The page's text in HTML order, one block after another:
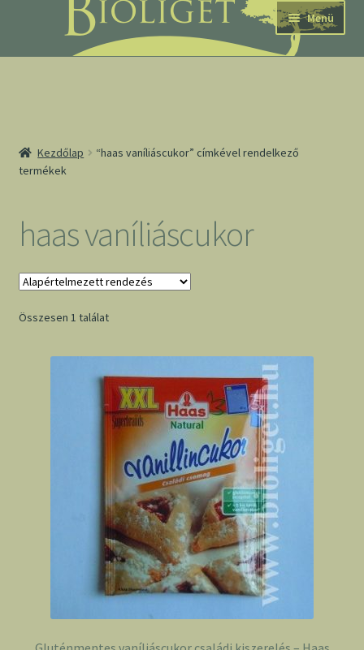
navigációhoz
tartalomba
Menü
Kezdőlap
“haas vaníliáscukor” címkével rendelkező
termékek
haas vaníliáscukor
Összesen 1 találat